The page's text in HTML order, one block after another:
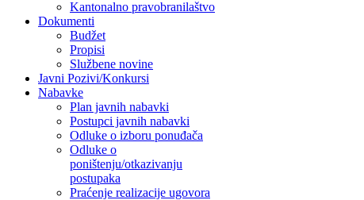
Kantonalno pravobranilaštvo
Dokumenti
Budžet
Propisi
Službene novine
Javni Pozivi/Konkursi
Nabavke
Plan javnih nabavki
Postupci javnih nabavki
Odluke o izboru ponuđača
Odluke o
poništenju/otkazivanju
postupaka
Praćenje realizacije ugovora